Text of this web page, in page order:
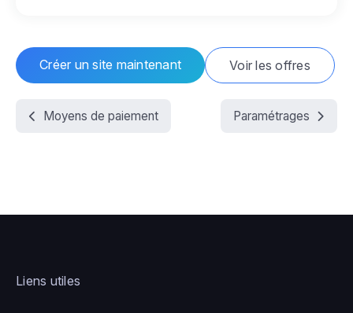
Créer un site maintenant Voir les offres
Moyens de paiement Paramétrages
Liens utiles